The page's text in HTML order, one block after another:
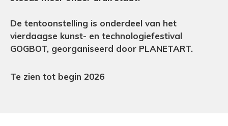
De tentoonstelling is onderdeel van het
vierdaagse kunst- en technologiefestival
GOGBOT, georganiseerd door PLANETART.
Te zien tot begin 2026